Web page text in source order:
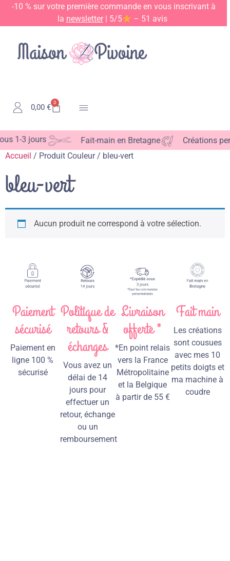
-10 % sur votre première commande en vous inscrivant à
la newsletter | 5/5 – 51 avis
0,00 €
0
1-3 jours Fait-main en Bretagne
Créations
Accueil / Produit Couleur / bleu-vert
bleu-vert
Aucun produit ne correspond à votre sélection.
Paiement
sécurisé
Paiement en
ligne 100 %
sécurisé
Politique de
retours &
échanges
Vous avez un
délai de 14
jours pour
effectuer un
retour, échange
ou un
remboursement
Livraison
offerte *
*En point relais
vers la France
Métropolitaine
et la Belgique
à partir de 55 €
Fait main
Les créations
sont cousues
avec mes 10
petits doigts et
ma machine à
coudre